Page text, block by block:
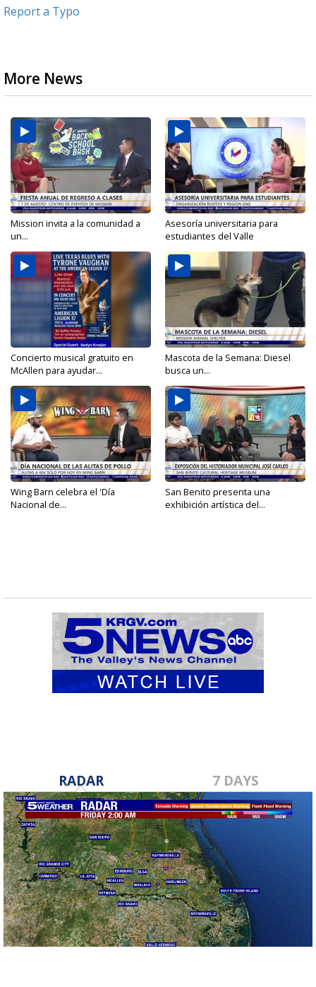
Report a Typo
More News
Mission invita a la comunidad a
un...
Asesoría universitaria para
estudiantes del Valle
Concierto musical gratuito en
McAllen para ayudar...
Mascota de la Semana: Diesel
busca un...
Wing Barn celebra el 'Día
Nacional de...
San Benito presenta una
exhibición artística del...
RADAR 7 DAYS